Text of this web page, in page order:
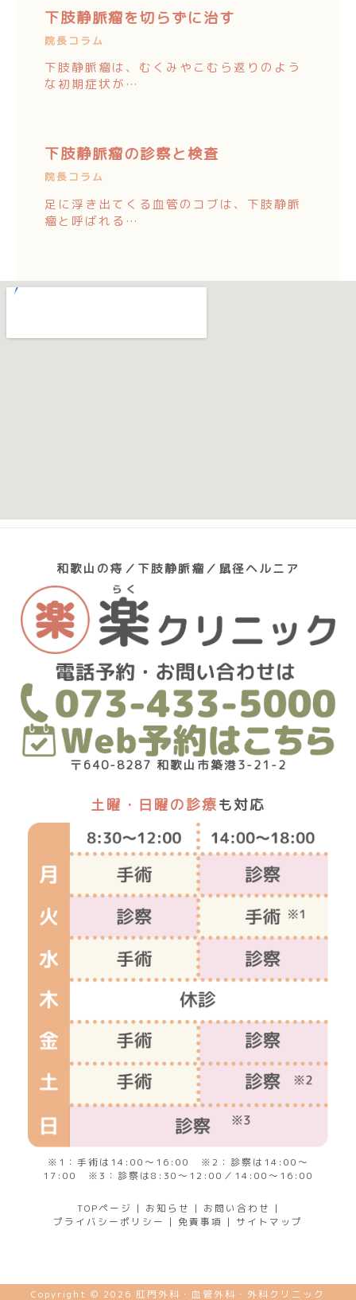
下肢静脈瘤を切らずに治す
院長コラム
下肢静脈瘤は、むくみやこむら返りのよう
な初期症状が…
下肢静脈瘤の診察と検査
院長コラム
足に浮き出てくる血管のコブは、下肢静脈
瘤と呼ばれる…
和歌山の痔／下肢静脈瘤／鼠径ヘルニア
〒640-8287 和歌山市築港3-21-2
土曜・日曜の診療も対応
※1：手術は14:00～16:00 ※2：診察は14:00～
17:00 ※3：診察は8:30～12:00／14:00～16:00
TOPページ | お知らせ | お問い合わせ |
プライバシーポリシー | 免責事項 | サイトマップ
Copyright © 2026 肛門外科・血管外科・外科クリニック